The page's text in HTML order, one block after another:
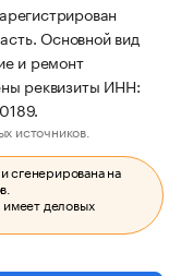
Основной вид
и ремонт
реквизиты ИНН:
источников.
сгенерирована на
имеет деловых